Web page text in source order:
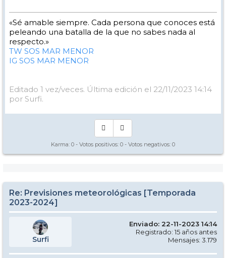
«Sé amable siempre. Cada persona que conoces está
peleando una batalla de la que no sabes nada al
respecto.»
TW SOS MAR MENOR
IG SOS MAR MENOR
Editado 1 vez/veces. Última edición el 22/11/2023 14:14
por Surfi.
Karma: 0 - Votos positivos: 0 - Votos negativos: 0
Re: Previsiones meteorológicas [Temporada
2023-2024]
Surfi
Enviado: 22-11-2023 14:14
Registrado: 15 años antes
Mensajes: 3.179